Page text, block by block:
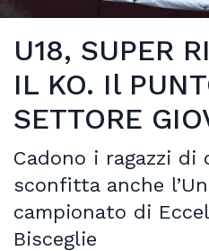
U18, SUPER
IL KO. Il
SETTORE
Cadono i ragazzi di
sconfitta anche
campionato di
Bisceglie